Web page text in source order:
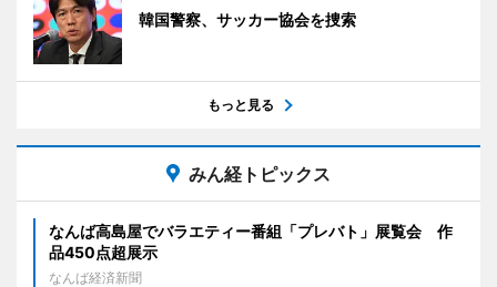
韓国警察、サッカー協会を捜索
もっと見る
みん経トピックス
なんば高島屋でバラエティー番組「プレバト」展覧会 作
品450点超展示
なんば経済新聞